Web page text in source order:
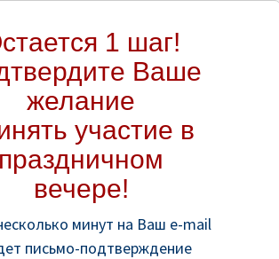
1 шаг!
Ваше
желание
участие в
праздничном
вечере!
минут на Ваш e-mail
письмо-подтверждение